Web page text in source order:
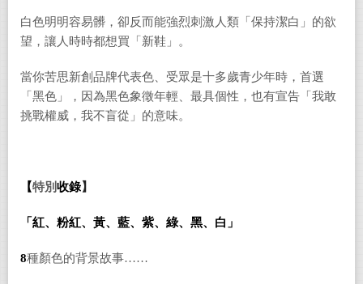
白色明明容易髒，卻反而能強烈刺激人類「保持潔白」的欲
望，讓人時時都想買「新鞋」。
當你苦思新創品牌代表色、受眾是十多歲青少年時，首選
「黑色」，因為黑色象徵年輕、最具個性 ，也有宣告「我敢
挑戰權威，我不盲從」的意味。
【特別收錄】
「紅、粉紅、黃、藍、紫、綠、黑、白」
8種顏色的背景故事……